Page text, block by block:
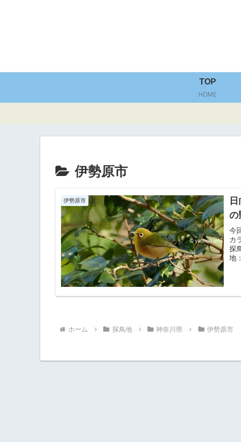
TOP
HOME
伊勢原市
伊勢原市
の
今
カ
探
地
ホーム 探鳥地 神奈川県 伊勢原市